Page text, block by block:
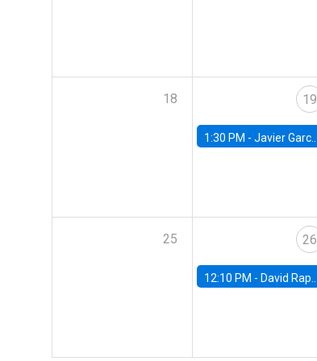
18 19
1:30 PM - Javier Garcia Cicco, Universidad de San Andres
25 26
12:10 PM - David Rappoport, FED Board